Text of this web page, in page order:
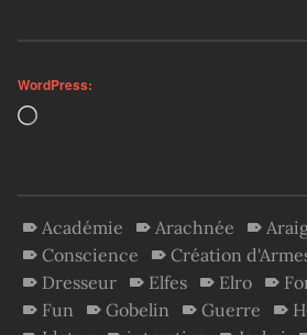
WordPress:
Académie Arachnée
Conscience
Création
Dresseur
Elfes Elro
Fun
Gobelin Guerre